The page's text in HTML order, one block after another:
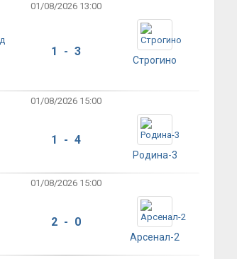
01/08/2026 13:00
1 - 3
Строгино
01/08/2026 15:00
1 - 4
Родина-3
01/08/2026 15:00
2 - 0
Арсенал-2